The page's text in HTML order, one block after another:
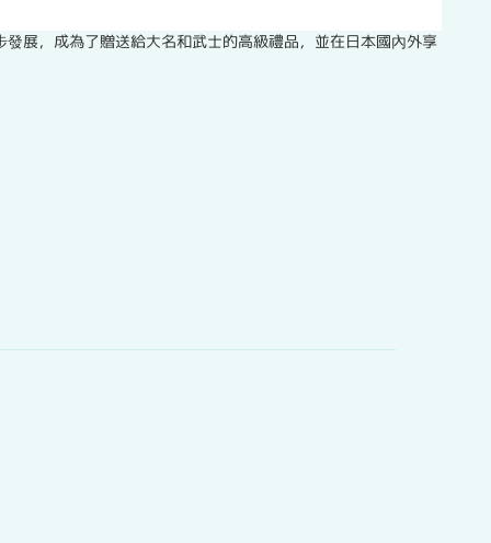
展，成為了贈送給大名和武士的高級禮品，並在日本國內外享